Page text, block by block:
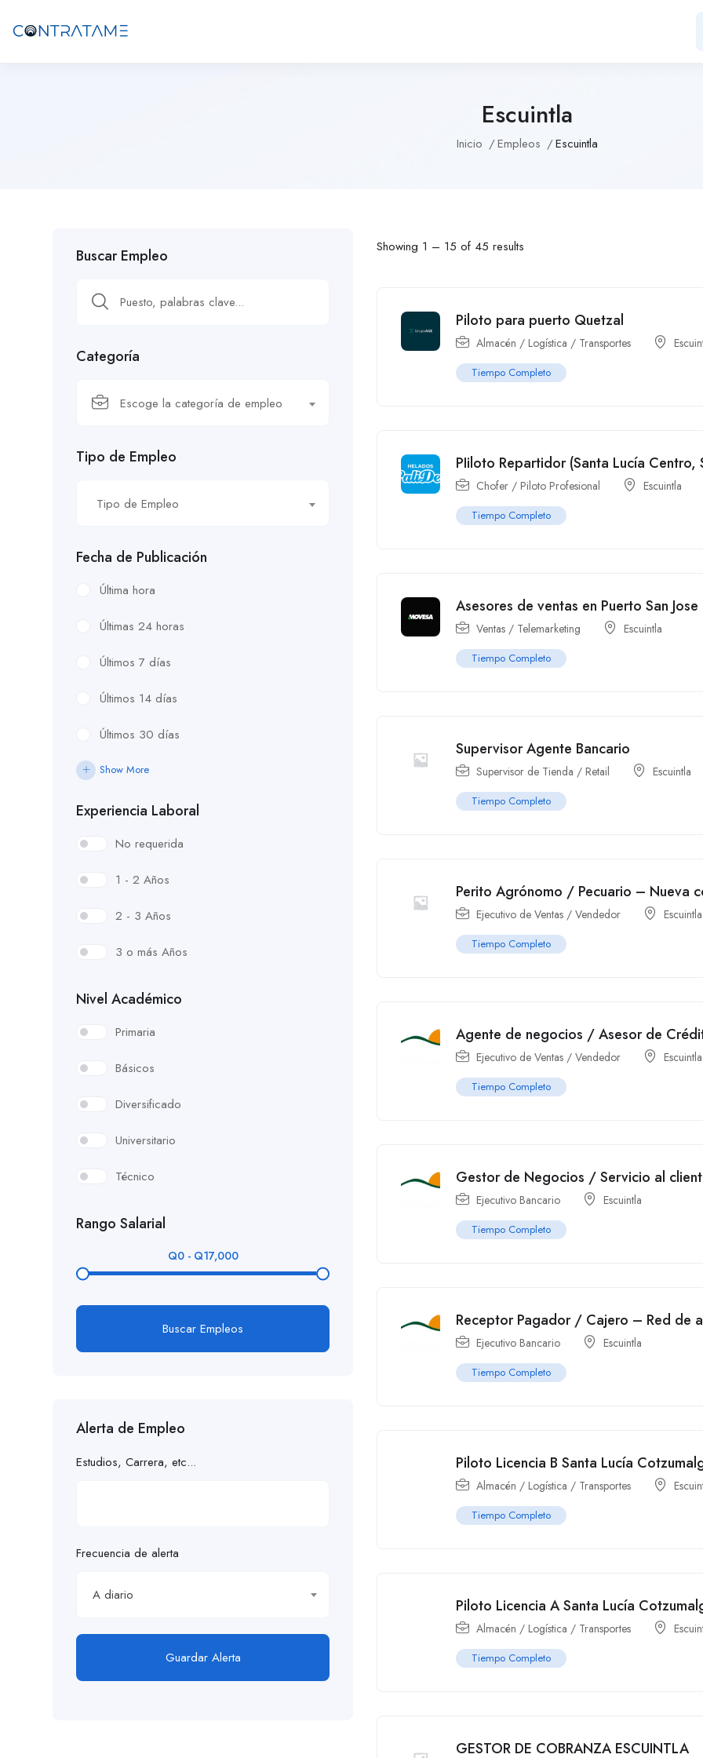
Escuintla
Inicio Empleos Escuintla
Buscar Empleo
Categoría
Escoge la categoría de empleo
Tipo de Empleo
Tipo de Empleo
Fecha de Publicación
Última hora
Últimas 24 horas
Últimos 7 días
Últimos 14 días
Últimos 30 días
Show More
Experiencia Laboral
No requerida
1 - 2 Años
2 - 3 Años
3 o más Años
Nivel Académico
Primaria
Básicos
Diversificado
Universitario
Técnico
Rango Salarial
Q0 - Q17,000
Buscar Empleos
Alerta de Empleo
Estudios, Carrera, etc...
Frecuencia de alerta
A diario
Guardar Alerta
Showing 1 – 15 of 45 results
Piloto para puerto Quetzal
Almacén / Logística / Transportes
Tiempo Completo
PIiloto Repartidor (Santa Lucía
Chofer / Piloto Profesional Escuintla
Tiempo Completo
Asesores de ventas en Puerto San Jose
Ventas / Telemarketing Escuintla
Tiempo Completo
Supervisor Agente Bancario
Supervisor de Tienda / Retail Escuintla
Tiempo Completo
Perito Agrónomo / Pecuario – Nueva
Ejecutivo de Ventas / Vendedor Escuintla
Tiempo Completo
Agente de negocios / Asesor de
Ejecutivo de Ventas / Vendedor Escuintla
Tiempo Completo
Gestor de Negocios / Servicio al
Ejecutivo Bancario Escuintla
Tiempo Completo
Receptor Pagador / Cajero – Red de
Ejecutivo Bancario Escuintla
Tiempo Completo
Piloto Licencia B Santa Lucía
Almacén / Logística / Transportes
Tiempo Completo
Piloto Licencia A Santa Lucía
Almacén / Logística / Transportes
Tiempo Completo
GESTOR DE COBRANZA ESCUINTLA